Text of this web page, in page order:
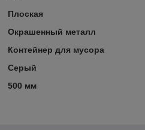
Плоская
Окрашенный металл
Контейнер для мусора
Серый
500 мм